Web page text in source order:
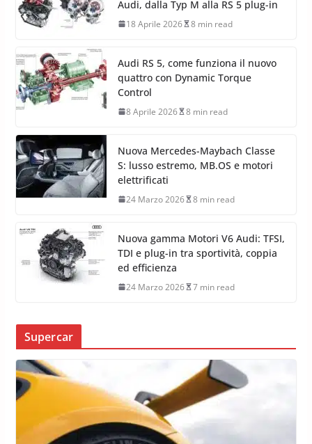
Audi, dalla Typ M alla RS 5 plug-in
18 Aprile 2026 8 min read
Audi RS 5, come funziona il nuovo
quattro con Dynamic Torque
Control
8 Aprile 2026 8 min read
Nuova Mercedes-Maybach Classe
S: lusso estremo, MB.OS e motori
elettrificati
24 Marzo 2026 8 min read
Nuova gamma Motori V6 Audi: TFSI,
TDI e plug-in tra sportività, coppia
ed efficienza
24 Marzo 2026 7 min read
Supercar